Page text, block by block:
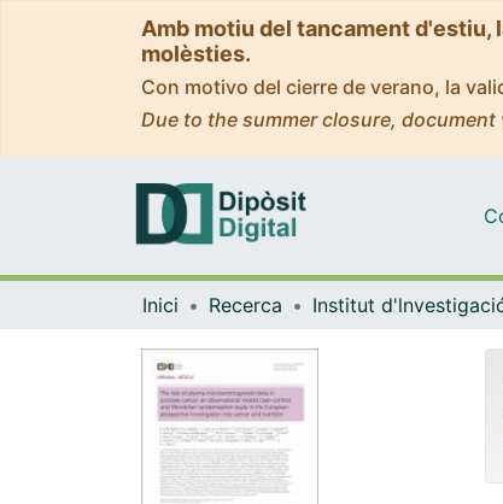
Amb motiu del tancament d'estiu,
molèsties.
Con motivo del cierre de verano, la
Due to the summer closure,
Inici Recerca